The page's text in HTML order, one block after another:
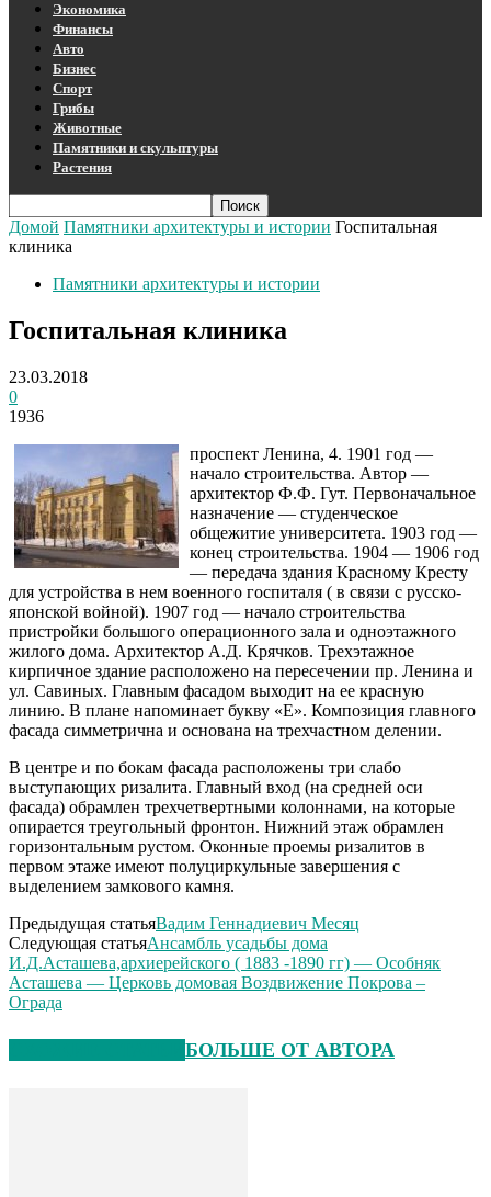
Экономика
Финансы
Авто
Бизнес
Спорт
Грибы
Животные
Памятники и скульптуры
Растения
Домой Памятники архитектуры и истории Госпитальная
клиника
Памятники архитектуры и истории
Госпитальная клиника
23.03.2018
0
1936
проспект Ленина, 4. 1901 год —
начало строительства. Автор —
архитектор Ф.Ф. Гут. Первоначальное
назначение — студенческое
общежитие университета. 1903 год —
конец строительства. 1904 — 1906 год
— передача здания Красному Кресту
для устройства в нем военного госпиталя ( в связи с русско-
японской войной). 1907 год — начало строительства
пристройки большого операционного зала и одноэтажного
жилого дома. Архитектор А.Д. Крячков. Трехэтажное
кирпичное здание расположено на пересечении пр. Ленина и
ул. Савиных. Главным фасадом выходит на ее красную
линию. В плане напоминает букву «Е». Композиция главного
фасада симметрична и основана на трехчастном делении.
В центре и по бокам фасада расположены три слабо
выступающих ризалита. Главный вход (на средней оси
фасада) обрамлен трехчетвертными колоннами, на которые
опирается треугольный фронтон. Нижний этаж обрамлен
горизонтальным рустом. Оконные проемы ризалитов в
первом этаже имеют полуциркульные завершения с
выделением замкового камня.
Предыдущая статьяВадим Геннадиевич Месяц
Следующая статьяАнсамбль усадьбы дома
И.Д.Асташева,архиерейского ( 1883 -1890 гг) — Особняк
Асташева — Церковь домовая Воздвижение Покрова –
Ограда
БОЛЬШЕ ОТ АВТОРА